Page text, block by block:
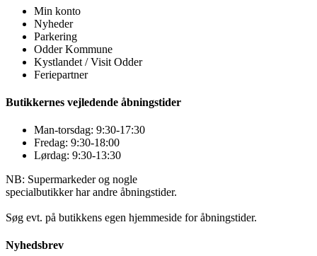
Min konto
Nyheder
Parkering
Odder Kommune
Kystlandet / Visit Odder
Feriepartner
Butikkernes vejledende åbningstider
Man-torsdag: 9:30-17:30
Fredag: 9:30-18:00
Lørdag: 9:30-13:30
NB: Supermarkeder og nogle
specialbutikker har andre åbningstider.
Søg evt. på butikkens egen hjemmeside for åbningstider.
Nyhedsbrev